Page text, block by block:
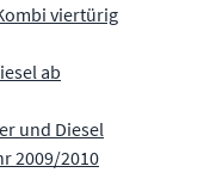
viertürig
ab
und Diesel
2009/2010